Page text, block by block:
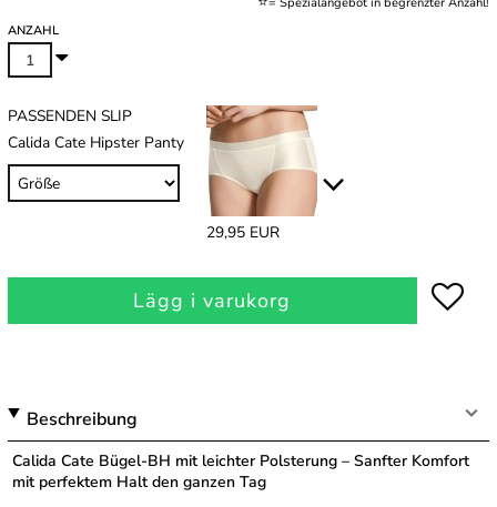
ANZAHL
PASSENDEN SLIP
Calida Cate Hipster Panty
29,95 EUR
Lägg i varukorg
Beschreibung
Calida Cate Bügel-BH mit leichter Polsterung – Sanfter Komfort
mit perfektem Halt den ganzen Tag